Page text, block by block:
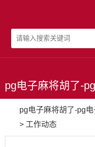
pg电子麻将胡了-
pg电子麻将胡了-pg
> 工作动态